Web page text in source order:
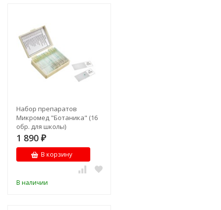
Набор препаратов
Микромед "Ботаника" (16
обр. для школы)
1 890 ₽
В корзину
В наличии